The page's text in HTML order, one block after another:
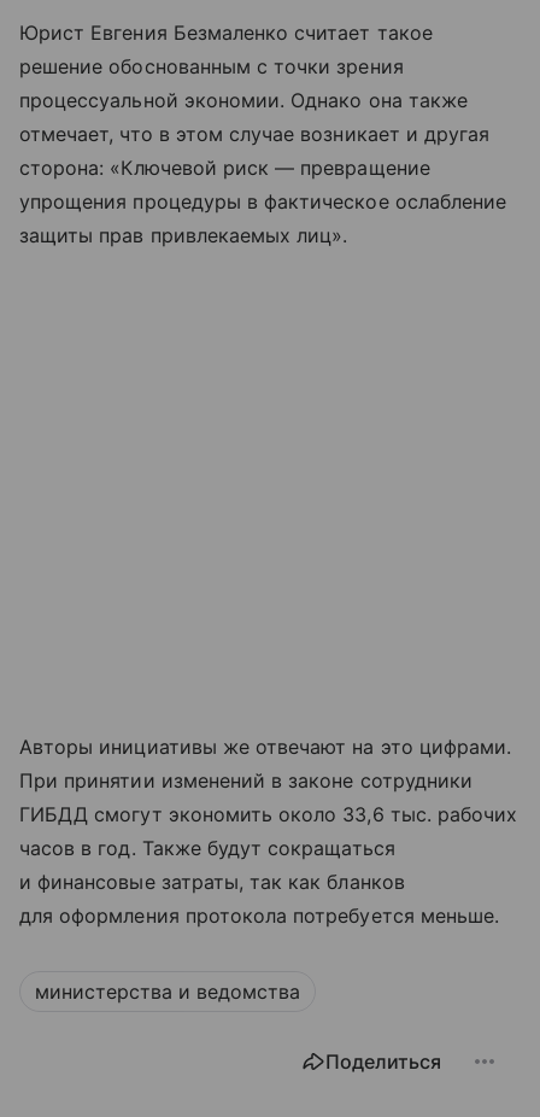
Юрист Евгения Безмаленко считает такое
решение обоснованным с точки зрения
процессуальной экономии. Однако она также
отмечает, что в этом случае возникает и другая
сторона: «Ключевой риск — превращение
упрощения процедуры в фактическое ослабление
защиты прав привлекаемых лиц».
Авторы инициативы же отвечают на это цифрами.
При принятии изменений в законе сотрудники
ГИБДД смогут экономить около 33,6 тыс. рабочих
часов в год. Также будут сокращаться
и финансовые затраты, так как бланков
для оформления протокола потребуется меньше.
министерства и ведомства
Поделиться